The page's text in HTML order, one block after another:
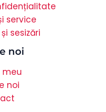
service
sesizări
noi
meu
noi